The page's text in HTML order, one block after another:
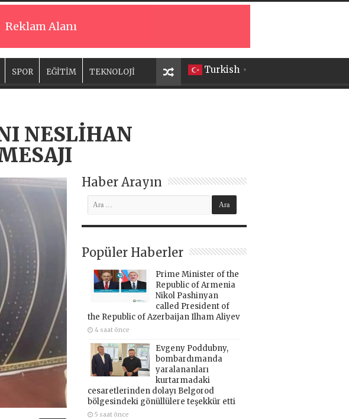
Reklam Alanı
Turkish ▼
SPOR EĞİTİM TEKNOLOJİ
NESLİHAN
Haber Arayın
Popüler Haberler
Prime Minister of the
Republic of Armenia
Nikol Pashinyan
called President of
the Republic of Azerbaijan Ilham Aliyev
4 saat önce
Evgeny Poddubny,
bombardımanda
yaralananları
kurtarmadaki
cesaretlerinden dolayı Belgorod
bölgesindeki gönüllülere teşekkür etti
5 saat önce